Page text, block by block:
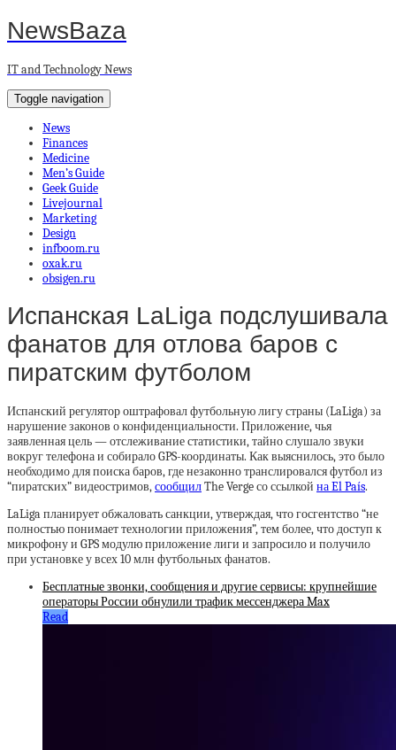
NewsBaza
IT and Technology News
Toggle navigation
News
Finances
Medicine
Men’s Guide
Geek Guide
Livejournal
Marketing
Design
infboom.ru
oxak.ru
obsigen.ru
Испанская LaLiga подслушивала
фанатов для отлова баров с
пиратским футболом
Испанский регулятор оштрафовал футбольную лигу страны (LaLiga) за
нарушение законов о конфиденциальности. Приложение, чья
заявленная цель — отслеживание статистики, тайно слушало звуки
вокруг телефона и собирало GPS-координаты. Как выяснилось, это было
необходимо для поиска баров, где незаконно транслировался футбол из
“пиратских” видеостримов,сообщилThe Verge со ссылкой на El País.
LaLiga планирует обжаловать санкции, утверждая, что госгентство “не
полностью понимает технологии приложения”, тем более, что доступ к
микрофону и GPS модулю приложение лиги и запросило и получило
при установке у всех 10 млн футбольных фанатов.
Бесплатные звонки, сообщения и другие сервисы: крупнейшие
операторы России обнулили трафик мессенджера Max
Read